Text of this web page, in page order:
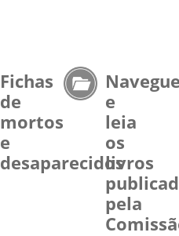
Fichas
de
mortos
e
desaparecidos
e
leia
os
livros
pela